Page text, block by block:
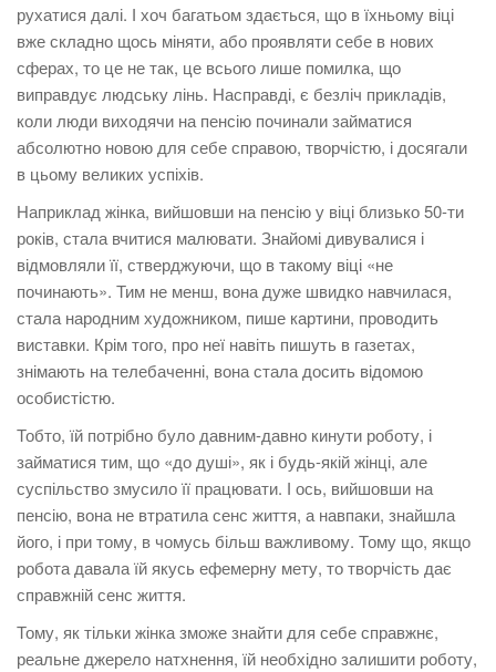
рухатися далі. І хоч багатьом здається, що в їхньому віці
вже складно щось міняти, або проявляти себе в нових
сферах, то це не так, це всього лише помилка, що
виправдує людську лінь. Насправді, є безліч прикладів,
коли люди виходячи на пенсію починали займатися
абсолютно новою для себе справою, творчістю, і досягали
в цьому великих успіхів.
Наприклад жінка, вийшовши на пенсію у віці близько 50-ти
років, стала вчитися малювати. Знайомі дивувалися і
відмовляли її, стверджуючи, що в такому віці «не
починають». Тим не менш, вона дуже швидко навчилася,
стала народним художником, пише картини, проводить
виставки. Крім того, про неї навіть пишуть в газетах,
знімають на телебаченні, вона стала досить відомою
особистістю.
Тобто, їй потрібно було давним-давно кинути роботу, і
займатися тим, що «до душі», як і будь-якій жінці, але
суспільство змусило її працювати. І ось, вийшовши на
пенсію, вона не втратила сенс життя, а навпаки, знайшла
його, і при тому, в чомусь більш важливому. Тому що, якщо
робота давала їй якусь ефемерну мету, то творчість дає
справжній сенс життя.
Тому, як тільки жінка зможе знайти для себе справжнє,
реальне джерело натхнення, їй необхідно залишити роботу,